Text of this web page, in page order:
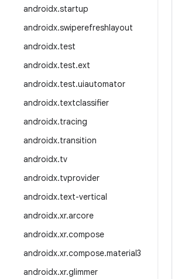
androidx.startup
androidx.swiperefreshlayout
androidx.test
androidx.test.ext
androidx.test.uiautomator
androidx.textclassifier
androidx.tracing
androidx.transition
androidx.tv
androidx.tvprovider
androidx.text-vertical
androidx.xr.arcore
androidx.xr.compose
androidx.xr.compose.material3
androidx.xr.glimmer